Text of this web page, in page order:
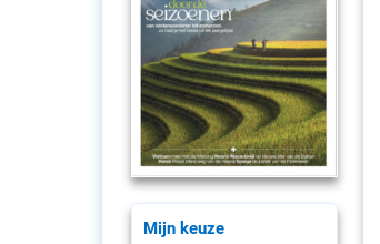
Mijn keuze